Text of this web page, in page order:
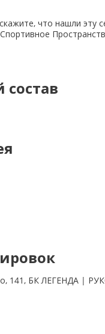
что нашли эту
состав
141, БК ЛЕГЕНДА |